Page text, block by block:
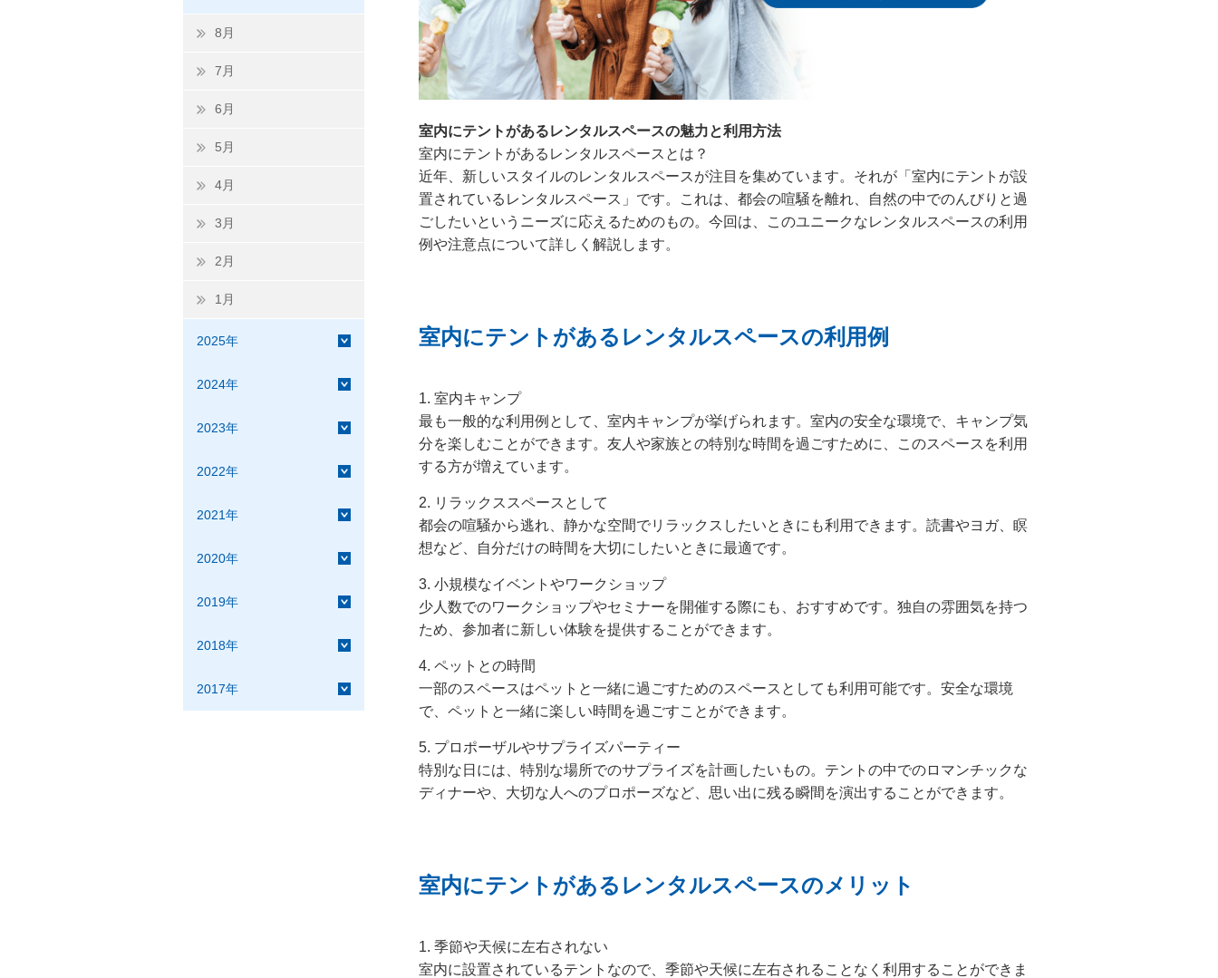
8月
7月
6月
5月
4月
3月
2月
1月
2025年
2024年
2023年
2022年
2021年
2020年
2019年
2018年
2017年
室内にテントがあるレンタルスペースの魅力と利用方法
室内にテントがあるレンタルスペースとは？
近年、新しいスタイルのレンタルスペースが注目を集めています。それが「室内にテントが設
置されているレンタルスペース」です。これは、都会の喧騒を離れ、自然の中でのんびりと過
ごしたいというニーズに応えるためのもの。今回は、このユニークなレンタルスペースの利用
例や注意点について詳しく解説します。
室内にテントがあるレンタルスペースの利用例
1. 室内キャンプ
最も一般的な利用例として、室内キャンプが挙げられます。室内の安全な環境で、キャンプ気
分を楽しむことができます。友人や家族との特別な時間を過ごすために、このスペースを利用
する方が増えています。
2. リラックススペースとして
都会の喧騒から逃れ、静かな空間でリラックスしたいときにも利用できます。読書やヨガ、瞑
想など、自分だけの時間を大切にしたいときに最適です。
3. 小規模なイベントやワークショップ
少人数でのワークショップやセミナーを開催する際にも、おすすめです。独自の雰囲気を持つ
ため、参加者に新しい体験を提供することができます。
4. ペットとの時間
一部のスペースはペットと一緒に過ごすためのスペースとしても利用可能です。安全な環境
で、ペットと一緒に楽しい時間を過ごすことができます。
5. プロポーザルやサプライズパーティー
特別な日には、特別な場所でのサプライズを計画したいもの。テントの中でのロマンチックな
ディナーや、大切な人へのプロポーズなど、思い出に残る瞬間を演出することができます。
室内にテントがあるレンタルスペースのメリット
1. 季節や天候に左右されない
室内に設置されているテントなので、季節や天候に左右されることなく利用することができま